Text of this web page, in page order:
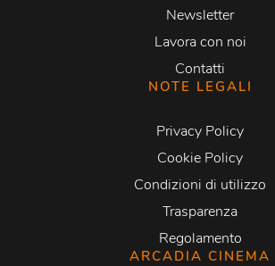
Newsletter
Lavora con noi
Contatti
NOTE LEGALI
Privacy Policy
Cookie Policy
Condizioni di utilizzo
Trasparenza
Regolamento
ARCADIA CINEMA